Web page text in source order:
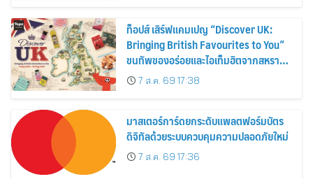
ท็อปส์ เสิร์ฟแคมเปญ “Discover UK:
Bringing British Favourites to You”
ขนทัพของอร่อยและไอเท็มฮิตจากสหราช
อาณาจักร ส่งตรงถึงมือตั้งแต่วันนี้ – 18
สิงหาคมนี้
7 ส.ค. 69 17:38
มาสเตอร์การ์ดยกระดับแพลตฟอร์มบัตร
ดิจิทัลด้วยระบบควบคุมความปลอดภัยใหม่
7 ส.ค. 69 17:36